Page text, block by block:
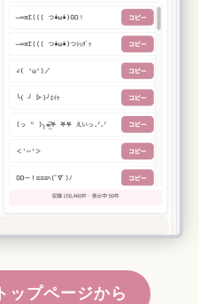
ップページから